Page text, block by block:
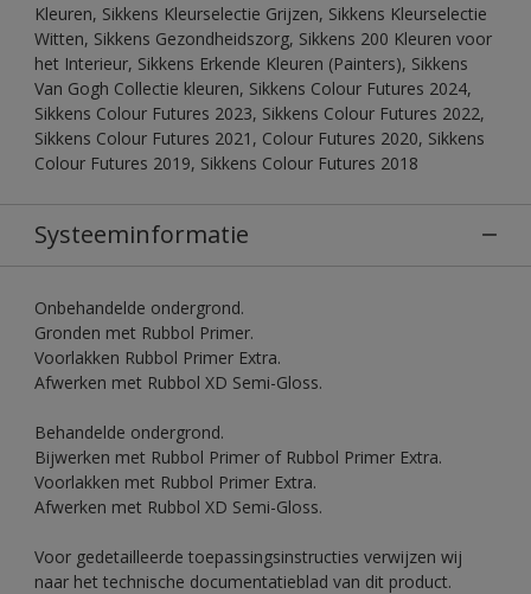
Kleuren, Sikkens Kleurselectie Grijzen, Sikkens Kleurselectie
Witten, Sikkens Gezondheidszorg, Sikkens 200 Kleuren voor
het Interieur, Sikkens Erkende Kleuren (Painters), Sikkens
Van Gogh Collectie kleuren, Sikkens Colour Futures 2024,
Sikkens Colour Futures 2023, Sikkens Colour Futures 2022,
Sikkens Colour Futures 2021, Colour Futures 2020, Sikkens
Colour Futures 2019, Sikkens Colour Futures 2018
Systeeminformatie
Onbehandelde ondergrond.
Gronden met Rubbol Primer.
Voorlakken Rubbol Primer Extra.
Afwerken met Rubbol XD Semi-Gloss.
Behandelde ondergrond.
Bijwerken met Rubbol Primer of Rubbol Primer Extra.
Voorlakken met Rubbol Primer Extra.
Afwerken met Rubbol XD Semi-Gloss.
Voor gedetailleerde toepassingsinstructies verwijzen wij
naar het technische documentatieblad van dit product.